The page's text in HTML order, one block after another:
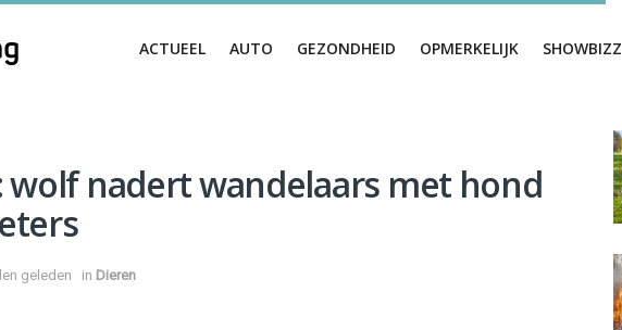
ACTUEEL AUTO GEZONDHEID OPMERKELIJK SHOWBIZZ
wolf nadert wandelaars met hond
geleden in Dieren